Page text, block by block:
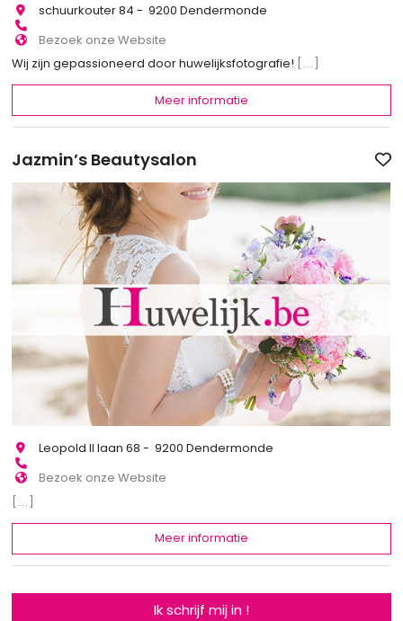
schuurkouter 84 - 9200 Dendermonde
Bezoek onze Website
Wij zijn gepassioneerd door huwelijksfotografie!
[...]
Meer informatie
Jazmin’s Beautysalon
Leopold II laan 68 - 9200 Dendermonde
Bezoek onze Website
[...]
Meer informatie
Ik schrijf mij in !